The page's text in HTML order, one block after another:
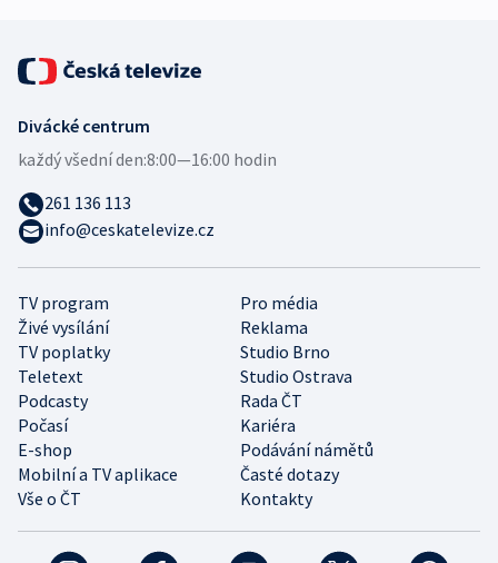
TV program
Pro média
Živé vysílání
Reklama
TV poplatky
Studio Brno
Teletext
Studio Ostrava
Podcasty
Rada ČT
Počasí
Kariéra
E-shop
Podávání námětů
Mobilní a TV aplikace
Časté dotazy
Vše o ČT
Kontakty
Divácké centrum
každý všední den:8:00—16:00 hodin
261 136 113
info@ceskatelevize.cz